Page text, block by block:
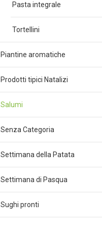
Pasta integrale
Tortellini
Piantine aromatiche
Prodotti tipici Natalizi
Salumi
Senza Categoria
Settimana della Patata
Settimana di Pasqua
Sughi pronti